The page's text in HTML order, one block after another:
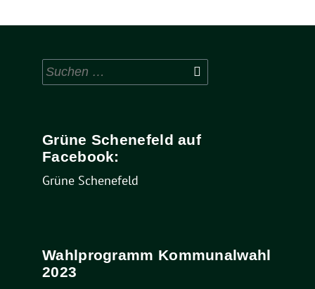
Suchen
nach:
Grüne Schenefeld auf
Facebook:
Grüne Schenefeld
Wahlprogramm Kommunalwahl
2023